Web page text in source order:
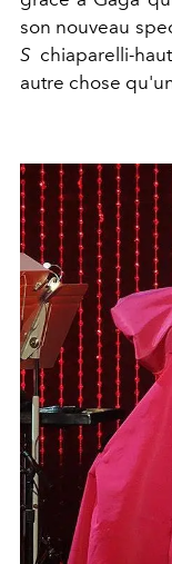
son nouveau
S chiaparelli-
autre chose